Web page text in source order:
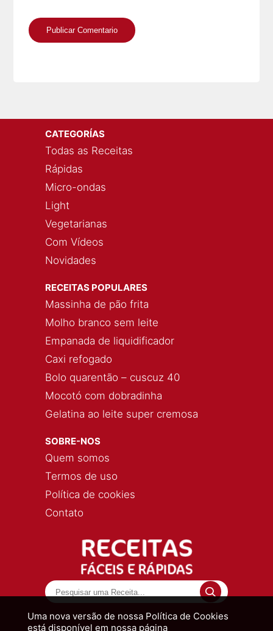
Uma nova versão de nossa Política de Cookies
está disponível em nossa página
CATEGORÍAS
Todas as Receitas
Rápidas
Micro-ondas
Light
Vegetarianas
Com Vídeos
Novidades
RECEITAS POPULARES
Massinha de pão frita
Molho branco sem leite
Empanada de liquidificador
Caxi refogado
Bolo quarentão – cuscuz 40
Mocotó com dobradinha
Gelatina ao leite super cremosa
SOBRE-NOS
Quem somos
Termos de uso
Política de cookies
Contato